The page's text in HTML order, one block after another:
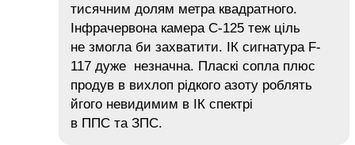
тисячним долям метра квадратного.
Інфрачервона камера С-125 теж ціль
не змогла би захватити. ІК сигнатура F-
117 дуже незначна. Пласкі сопла плюс
продув в вихлоп рідкого азоту роблять
йгого невидимим в ІК спектрі
в ППС та ЗПС.